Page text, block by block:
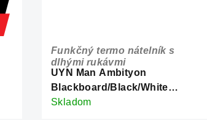
UYN Man Ambityon
Blackboard/Black/White
funkčný termo nátelník s dlhými
Funkčný termo nátelník s
dlhými rukávmi
Skladom